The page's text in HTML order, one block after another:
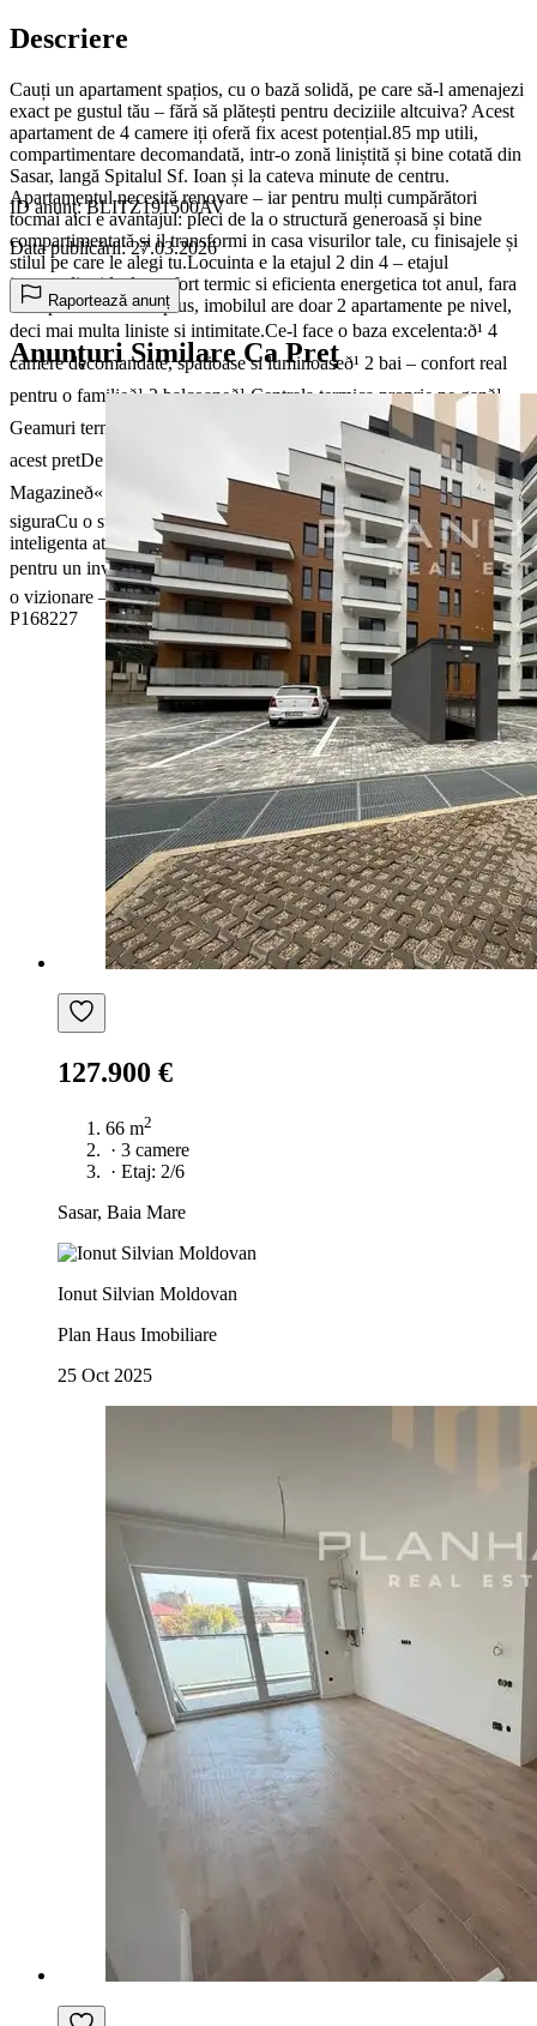
Descriere
Cauți un apartament spațios, cu o bază solidă, pe care să-l amenajezi
exact pe gustul tău – fără să plătești pentru deciziile altcuiva? Acest
apartament de 4 camere iți oferă fix acest potențial.85 mp utili,
compartimentare decomandată, intr-o zonă liniștită și bine cotată din
Sasar, langă Spitalul Sf. Ioan și la cateva minute de centru.
Apartamentul necesită renovare – iar pentru mulți cumpărători
tocmai aici e avantajul: pleci de la o structură generoasă și bine
compartimentată și il transformi in casa visurilor tale, cu finisajele și
stilul pe care le alegi tu.Locuinta e la etajul 2 din 4 – etajul
intermediar ideal: confort termic si eficienta energetica tot anul, fara
sa depinzi de lift. În plus, imobilul are doar 2 apartamente pe nivel,
deci mai multa liniste si intimitate.Ce-l face o baza excelenta:ð¹ 4
camere decomandate, spatioase si luminoaseð¹ 2 bai – confort real
pentru o familieð¹ 2 balcoaneð¹ Centrala termica proprie pe gazð¹
Geamuri termopanð¹ Suprafata generoasa de 85 mp – rar de gasit la
acest pretDe ce zona conteaza:ð¥ Spitalul Sf. Ioan la doi pasið
Magazineð« Ècoliðï¸ Centrul la cateva minuteð³ Zona linistita si
siguraCu o suprafata mare, 2 bai si o pozitie excelenta, este o alegere
inteligenta atat pentru o familie care vrea sa-si puna amprenta, cat si
pentru un investitor care vede potentialul.ð Suna-ma pentru detalii si
o vizionare – ti-l arat cand iti este comod.Cod oferta / ID BLITZ:
P168227
ID anunț: BLITZ191500AV
Data publicării: 27.03.2026
Raportează anunț
Anunțuri Similare Ca Preț
127.900 €
66 m2
· 3 camere
· Etaj: 2/6
Sasar, Baia Mare
Ionut Silvian Moldovan
Plan Haus Imobiliare
25 Oct 2025